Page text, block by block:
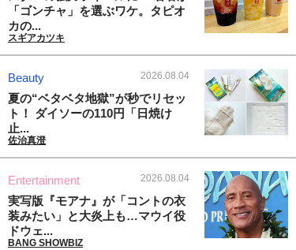
「ゴンチャ」を選ぶワケ。タピオ
カの...
スギアカツキ
Beauty 2026.08.04
夏の“ベタベタ地獄”が秒でリセッ
ト！ ダイソーの110円「日焼け
止...
佐治真澄
Entertainment 2026.08.04
実写版『モアナ』が「コントの衣
装みたい」と大炎上も…マウイ役
ドウェ...
BANG SHOWBIZ